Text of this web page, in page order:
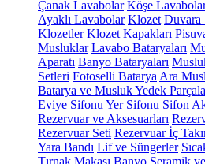
Çanak Lavabolar Köşe
Ayaklı Lavabolar Klozet Duvara
Klozetler Klozet Kapakları
Musluklar Lavabo Bataryaları
Aparatı Banyo Bataryaları
Setleri Fotoselli Batarya Ara
Batarya ve Musluk Yedek
Eviye Sifonu Yer Sifonu Sifon
Rezervuar ve Aksesuarları
Rezervuar Seti Rezervuar İç
Yara Bandı Lif ve Süngerler
Tırnak Makası Banyo Seramik